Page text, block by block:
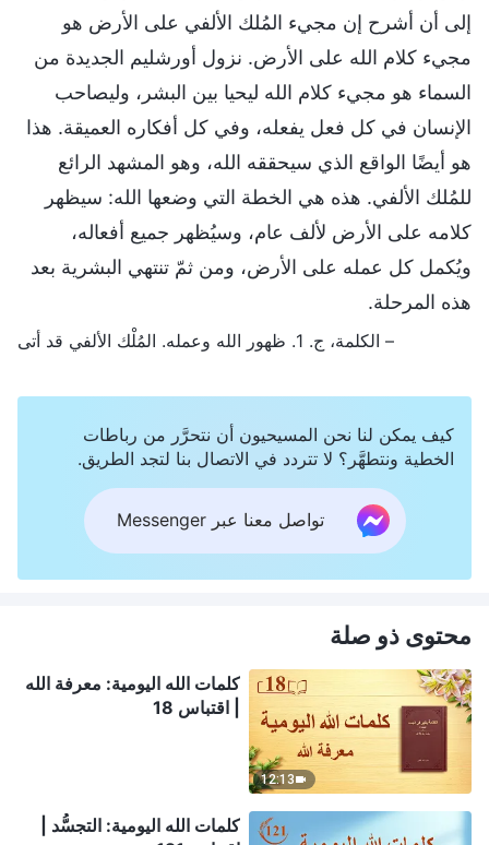
إلى أن أشرح إن مجيء المُلك الألفي على الأرض هو
مجيء كلام الله على الأرض. نزول أورشليم الجديدة من
السماء هو مجيء كلام الله ليحيا بين البشر، وليصاحب
الإنسان في كل فعل يفعله، وفي كل أفكاره العميقة. هذا
هو أيضًا الواقع الذي سيحققه الله، وهو المشهد الرائع
للمُلك الألفي. هذه هي الخطة التي وضعها الله: سيظهر
كلامه على الأرض لألف عام، وسيُظهر جميع أفعاله،
ويُكمل كل عمله على الأرض، ومن ثمّ تنتهي البشرية بعد
هذه المرحلة.
– الكلمة، ج. 1. ظهور الله وعمله. المُلْك الألفي قد أتى
كيف يمكن لنا نحن المسيحيون أن نتحرَّر من رباطات
الخطية ونتطهَّر؟ لا تتردد في الاتصال بنا لتجد الطريق.
تواصل معنا عبر Messenger
محتوى ذو صلة
12:13
كلمات الله اليومية: معرفة الله
| اقتباس 18
كلمات الله اليومية: التجسُّد |